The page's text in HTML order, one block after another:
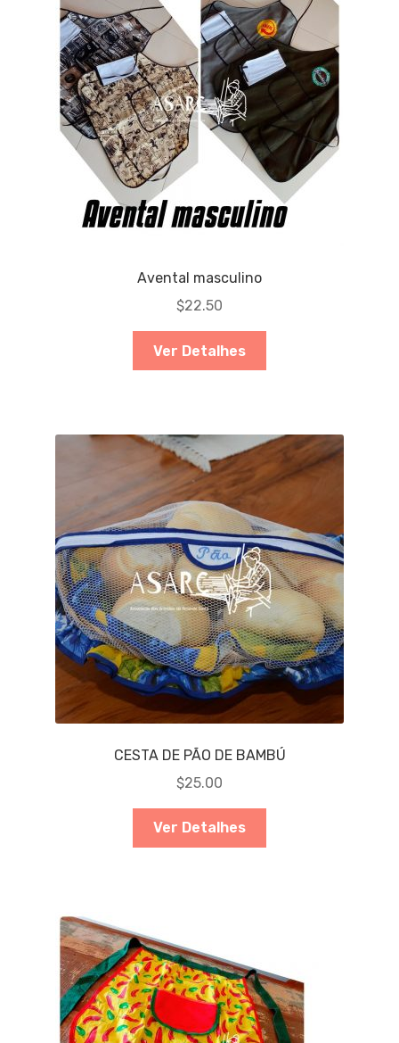
Avental masculino
$22.50
Ver Detalhes
CESTA DE PÃO DE BAMBÚ
$25.00
Ver Detalhes